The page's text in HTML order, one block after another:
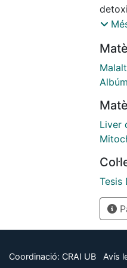
in
our
injury.
of
Liver
Tesis
Coordinació: CRAI UB Avís